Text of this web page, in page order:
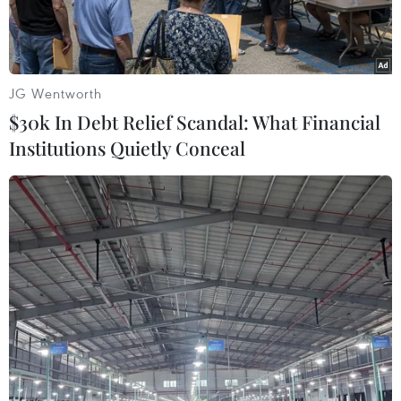
Ca nhiễm Ebola mới phát hiện tại tỉnh Bắc Kivu. (Nguồn: who)
CHDC Congo thông báo phát hiện 1 ca nhiễm
Ebola mới tại miền Đông, chưa đầy 6 tuần sau
khi miền Tây Bắc nước này tuyên bố chấm dứt
đợt bùng phát dịch bệnh Ebola.
JG Wentworth
$30k In Debt Relief Scandal: What Financial
Institutions Quietly Conceal